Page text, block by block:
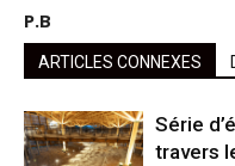
P.B
ARTICLES CONNEXES
Série
travers